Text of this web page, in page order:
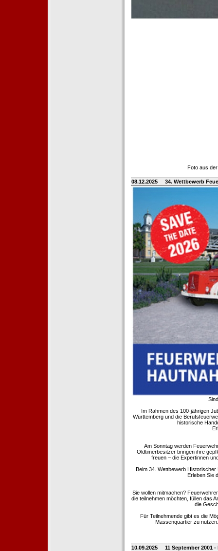
Foto aus
08.12.2025 34. Wettbewerb
Im Rahmen des 100-jährigen
Württemberg und die
historische
Am Sonntag werden
Oldtimerbesitzer bringen ihre
freuen – die Expertinnen
Beim 34. Wettbewerb
Erleben Sie
Sie wollen mitmachen?
die teilnehmen möchten, füllen das
die
Für Teilnehmende gibt es die
Massenquartier zu
10.09.2025
11 September 2001